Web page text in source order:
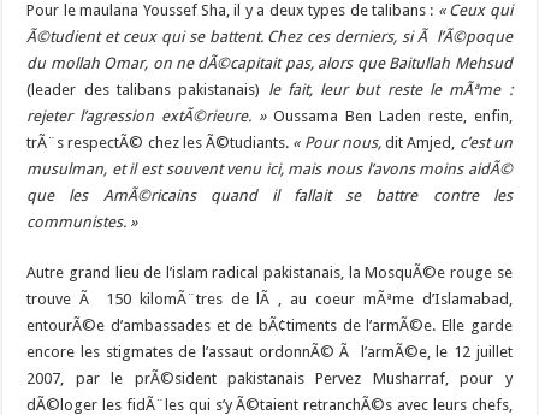
Pour le maulana Youssef Sha, il y a deux types de talibans : « Ceux qui
Ã©tudient et ceux qui se battent. Chez ces derniers, si Ã l’Ã©poque
du mollah Omar, on ne dÃ©capitait pas, alors que Baitullah Mehsud
(leader des talibans pakistanais) le fait, leur but reste le mÃªme :
rejeter l’agression extÃ©rieure. » Oussama Ben Laden reste, enfin,
trÃ¨s respectÃ© chez les Ã©tudiants. « Pour nous,dit Amjed, c’est un
musulman, et il est souvent venu ici, mais nous l’avons moins aidÃ©
que les AmÃ©ricains quand il fallait se battre contre les
communistes. »
Autre grand lieu de l’islam radical pakistanais, la MosquÃ©e rouge se
trouve Ã 150 kilomÃ¨tres de lÃ , au coeur mÃªme d’Islamabad,
entourÃ©e d’ambassades et de bÃ¢timents de l’armÃ©e. Elle garde
encore les stigmates de l’assaut ordonnÃ© Ã l’armÃ©e, le 12 juillet
2007, par le prÃ©sident pakistanaisPervez Musharraf, pour y
dÃ©loger les fidÃ¨les qui s’y Ã©taient retranchÃ©s avec leurs chefs,